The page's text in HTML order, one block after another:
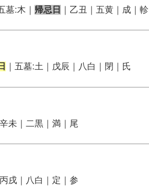
墓:木｜ 帰忌日 ｜乙丑｜五黄｜成｜軫
｜五墓:土｜戊辰｜八白｜閉｜氏
未｜二黒｜満｜尾
丙戌｜八白｜定｜参